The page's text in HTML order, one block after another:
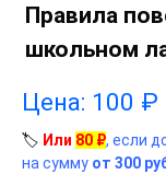
Правила
школьном
Цена: 100 ₽
🏷️ Или 80 ₽, если
на сумму от 300